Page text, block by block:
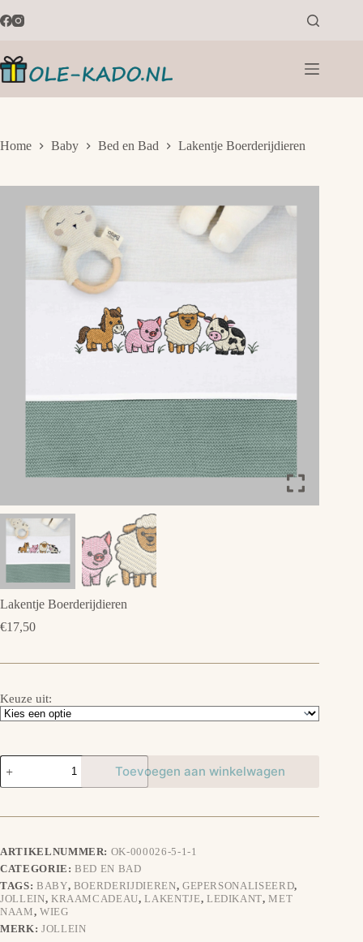
naar
Home Baby Bed en Bad Lakentje Boerderijdieren
Lakentje Boerderijdieren
€17,50
Keuze uit:
Lakentje
Boerderijdieren
aantal
Toevoegen aan winkelwagen
ARTIKELNUMMER: OK-000026-5-1-1
CATEGORIE:BED EN BAD
TAGS: BABY, BOERDERIJDIEREN, GEPERSONALISEERD,
JOLLEIN, KRAAMCADEAU,LAKENTJE, LEDIKANT,MET
NAAM, WIEG
MERK: JOLLEIN